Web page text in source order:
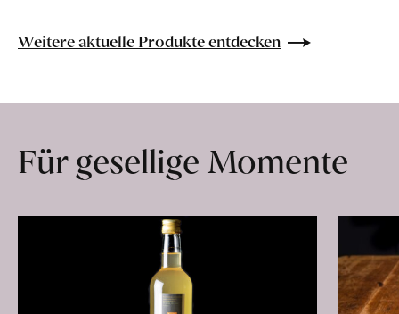
Lebensmittel
Hof
erfahren
Weitere aktuelle Produkte entdecken
Für gesellige Momente